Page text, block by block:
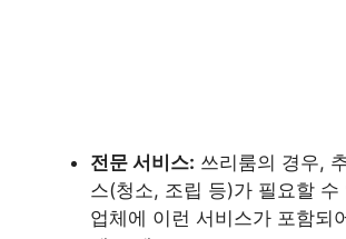
전문 서비스: 쓰리룸의 경우,
스(청소, 조립 등)가 필요할 수
업체에 이런 서비스가 포함되